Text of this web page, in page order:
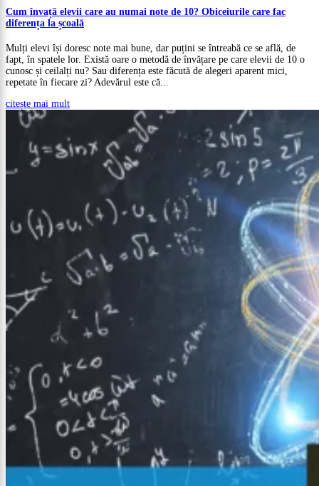
Cum învață elevii care au numai note de 10? Obiceiurile care fac
diferența la școală
Mulți elevi își doresc note mai bune, dar puțini se întreabă ce se află, de
fapt, în spatele lor. Există oare o metodă de învățare pe care elevii de 10 o
cunosc și ceilalți nu? Sau diferența este făcută de alegeri aparent mici,
repetate în fiecare zi? Adevărul este că...
citește mai mult